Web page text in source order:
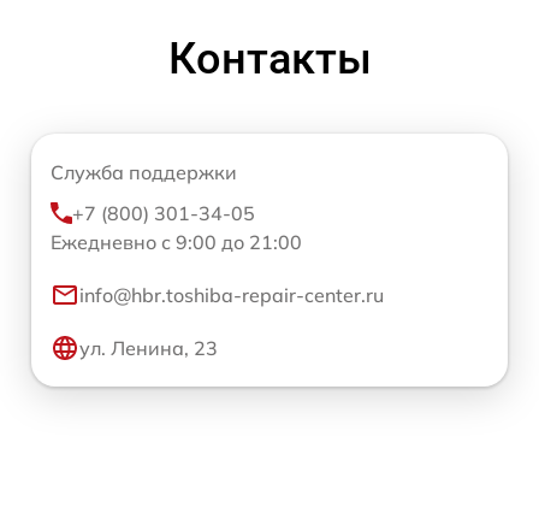
Контакты
Служба поддержки
+7 (800) 301-34-05
Ежедневно с 9:00 до 21:00
info@hbr.toshiba-repair-center.ru
ул. Ленина, 23